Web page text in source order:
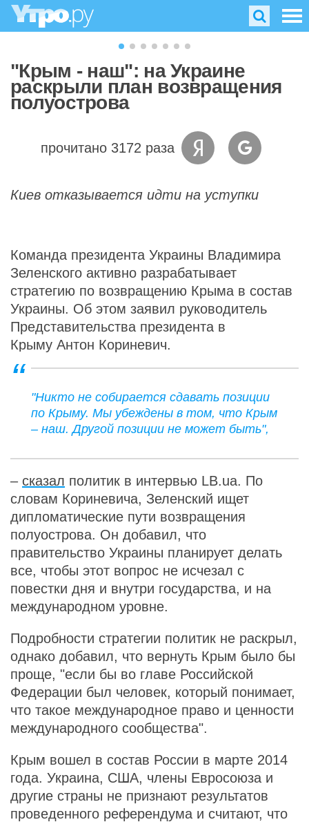
"Крым - наш": на Украине
раскрыли план возвращения
полуострова
прочитано 3172 раза
Киев отказывается идти на уступки
Команда президента Украины Владимира
Зеленского активно разрабатывает
стратегию по возвращению Крыма в состав
Украины. Об этом заявил руководитель
Представительства президента в
Крыму Антон Кориневич.
"Никто не собирается сдавать позиции
по Крыму. Мы убеждены в том, что Крым
– наш. Другой позиции не может быть",
– сказал политик в интервью LB.ua. По
словам Кориневича, Зеленский ищет
дипломатические пути возвращения
полуострова. Он добавил, что
правительство Украины планирует делать
все, чтобы этот вопрос не исчезал с
повестки дня и внутри государства, и на
международном уровне.
Подробности стратегии политик не раскрыл,
однако добавил, что вернуть Крым было бы
проще, "если бы во главе Российской
Федерации был человек, который понимает,
что такое международное право и ценности
международного сообщества".
Крым вошел в состав России в марте 2014
года. Украина, США, члены Евросоюза и
другие страны не признают результатов
проведенного референдума и считают, что